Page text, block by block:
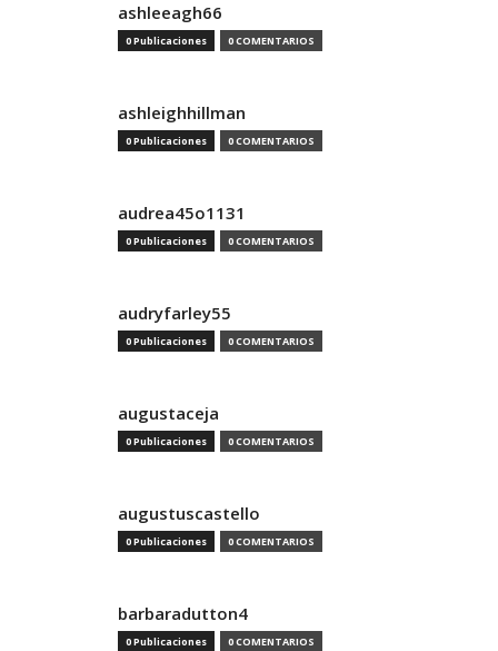
ashleeagh66
0 Publicaciones 0 COMENTARIOS
ashleighhillman
0 Publicaciones 0 COMENTARIOS
audrea45o1131
0 Publicaciones 0 COMENTARIOS
audryfarley55
0 Publicaciones 0 COMENTARIOS
augustaceja
0 Publicaciones 0 COMENTARIOS
augustuscastello
0 Publicaciones 0 COMENTARIOS
barbaradutton4
0 Publicaciones 0 COMENTARIOS